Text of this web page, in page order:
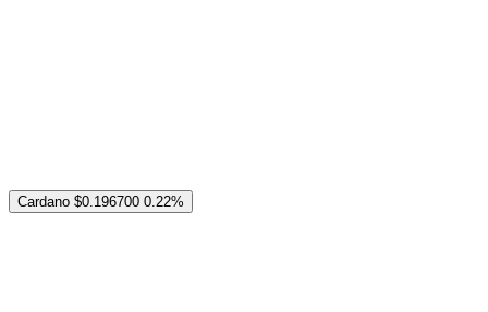
Cardano $0.196700 0.22%